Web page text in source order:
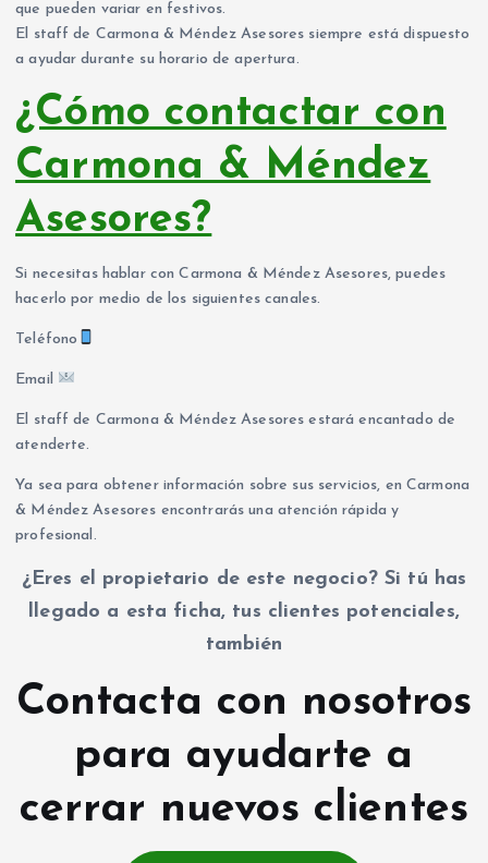
que pueden variar en festivos.
El staff de Carmona & Méndez Asesores siempre está dispuesto
a ayudar durante su horario de apertura.
¿Cómo contactar con
Carmona & Méndez
Asesores?
Si necesitas hablar con Carmona & Méndez Asesores, puedes
hacerlo por medio de los siguientes canales.
Teléfono
Email
El staff de Carmona & Méndez Asesores estará encantado de
atenderte.
Ya sea para obtener información sobre sus servicios, en Carmona
& Méndez Asesores encontrarás una atención rápida y
profesional.
¿Eres el propietario de este negocio? Si tú has
llegado a esta ficha, tus clientes potenciales,
también
Contacta con nosotros
para ayudarte a
cerrar nuevos clientes